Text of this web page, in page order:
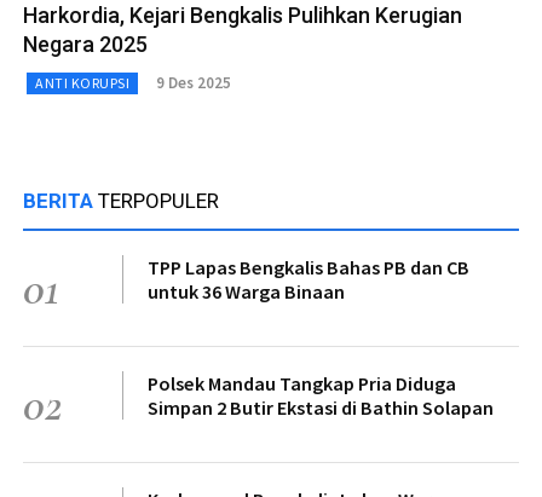
Harkordia, Kejari Bengkalis Pulihkan Kerugian
Negara 2025
ANTI KORUPSI 9 Des 2025
BERITA TERPOPULER
01
TPP Lapas Bengkalis Bahas PB dan CB
untuk 36 Warga Binaan
02
Polsek Mandau Tangkap Pria Diduga
Simpan 2 Butir Ekstasi di Bathin Solapan